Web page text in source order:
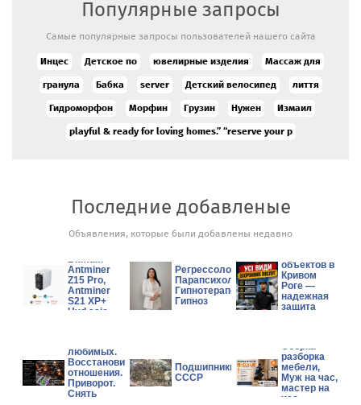
Популярные запросы
Самые популярные запросы пользователей нашего сайта
Инцес Детское по ювелирные изделия Массаж для
гранула Бабка server Детский велосипед лиття
Гидроморфон Морфин Грузин Нужен Измаил
playful & ready for loving homes.” “reserve your p
Последние добавленые
Объявления, которые были добавлены недавно
Bitmain
Antminer
Z15 Pro,
Antminer
S21 XP+
Hyd asic
Регрессолог,
Парапсихолог,
Гипнотерапевт,
Гипноз
объектов в
Кривом
Роге —
надежная
защита
любимых.
Восстановить
отношения.
Приворот.
Снять
Подшипники
СССР
Сборка
разборка
мебели,
Муж на час,
мастер на
час